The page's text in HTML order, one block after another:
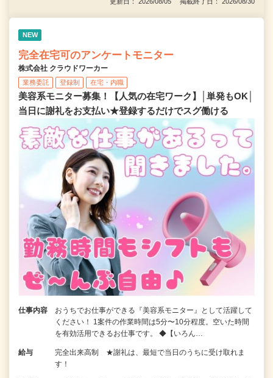
更新日： 2026/08/05 掲載終了日： 2026/08/30
NEW
完全在宅可のアンケートモニター
株式会社 クラウドワーカー
業務委託 登録制 在宅・内職
美容系モニター募集！【人気の在宅ワーク】│単発もOK│
当日に謝礼をお支払い★登録するだけでスグ働ける
仕事内容
おうちでお仕事ができる『美容系モニター』として活躍して
ください！ 1案件の作業時間は5分〜10分程度。空いた時間
を有効活用できるお仕事です。 ◆【いろん…
給与
完全出来高制 ★謝礼は、最短で当日のうちに受け取れま
す！